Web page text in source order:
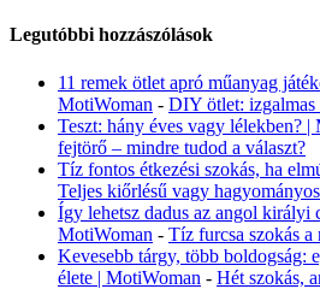
Legutóbbi hozzászólások
11 remek ötlet apró műanyag
MotiWoman - DIY ötlet:
Teszt: hány éves vagy lélekben? |
fejtörő – mindre tudod a választ?
Tíz fontos étkezési szokás, ha
Teljes kiőrlésű vagy
Így lehetsz dadus az angol királyi
MotiWoman - Tíz furcsa szokás
Kevesebb tárgy, több boldogság:
élete | MotiWoman - Hét szokás,